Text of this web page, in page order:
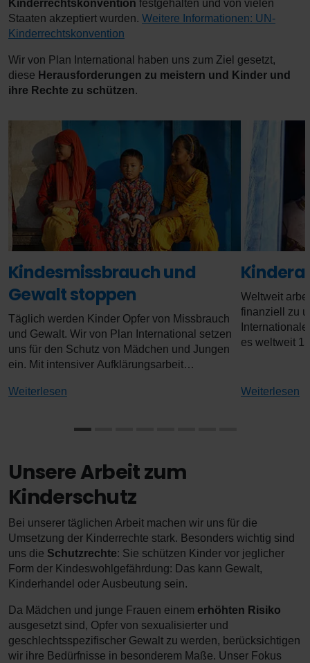
Kinderrechtskonvention festgehalten und von vielen
Staaten akzeptiert wurden. Weitere Informationen: UN-
Kinderrechtskonvention
Wir von Plan International haben uns zum Ziel gesetzt,
diese Herausforderungen zu meistern und Kinder und
ihre Rechte zu schützen.
Kindesmissbrauch und
Gewalt stoppen
Täglich werden Kinder Opfer von Missbrauch
und Gewalt. Wir von Plan International setzen
uns für den Schutz von Mädchen und Jungen
ein. Mit intensiver Aufklärungsarbeit
Gemeinden über die Rechte von Kindern und
Beispiel bauen wir Meldesysteme auf oder
regionale Politik ein, damit sie Kinder besser
schützt.
Weiterlesen
Weltweit
finanziell zu
es weltweit
ermöglicht
Weiterlesen
Unsere Arbeit zum
Kinderschutz
Bei unserer täglichen Arbeit machen wir uns für die
Umsetzung der Kinderrechte stark. Besonders wichtig sind
uns die Schutzrechte: Sie schützen Kinder vor jeglicher
Form der Kindeswohlgefährdung: Das kann Gewalt,
Kinderhandel oder Ausbeutung sein.
Da Mädchen und junge Frauen einem erhöhten Risiko
ausgesetzt sind, Opfer von sexualisierter und
geschlechtsspezifischer Gewalt zu werden, berücksichtigen
wir ihre Bedürfnisse in besonderem Maße. Unser Fokus